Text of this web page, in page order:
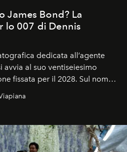
James Bond? La
lo 007 di Dennis
dedicata all’agente
avvia al suo ventiseiesimo
fissata per il 2028. Sul nome
l’eredità di Daniel
il più assoluto riserbo.